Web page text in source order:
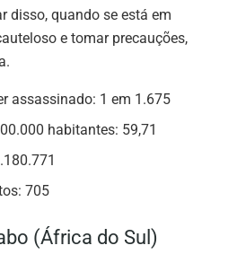
disso, quando se está em
e tomar precauções,
assassinado: 1 em 1.675
habitantes: 59,71
705
(África do Sul)